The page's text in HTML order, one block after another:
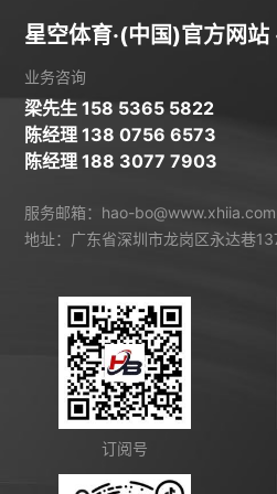
星空体育·(中国)官方网站
业务咨询
梁先生 158 5365 5822
陈经理 138 0756 6573
陈经理 188 3077 7903
服务邮箱：hao-bo@www.xhiia.com
地址：广东省深圳市龙岗区永达巷
订阅号